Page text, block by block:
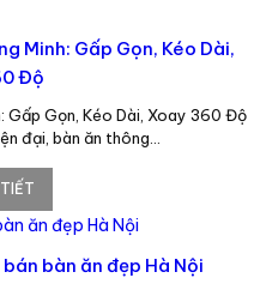
Minh: Gấp Gọn, Kéo Dài,
Độ
Gấp Gọn, Kéo Dài, Xoay 360 Độ
đại, bàn ăn thông…
bàn ăn đẹp Hà Nội